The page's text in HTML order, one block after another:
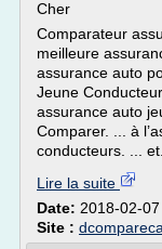
Cher
Comparateur
meilleure
assurance auto
Jeune
assurance auto
Comparer. ... à
conducteurs. ...
Lire la suite
Date: 2018-02-
Site :